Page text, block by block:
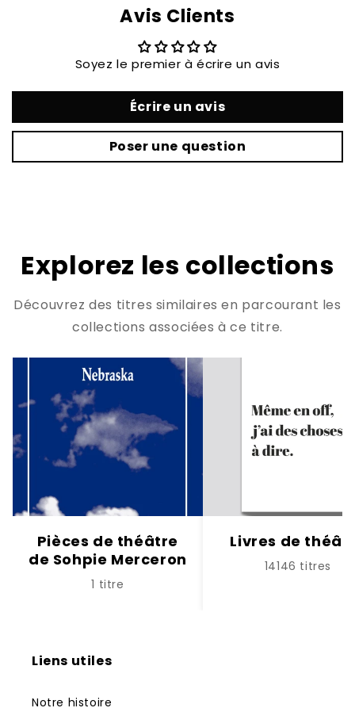
Avis Clients
Soyez le premier à écrire un avis
Écrire un avis
Poser une question
Explorez les collections
Découvrez des titres similaires en parcourant les
collections associées à ce titre.
Pièces de théâtre
de Sohpie Merceron
1 titre
Livres de
14146 titres
Liens utiles
Notre histoire